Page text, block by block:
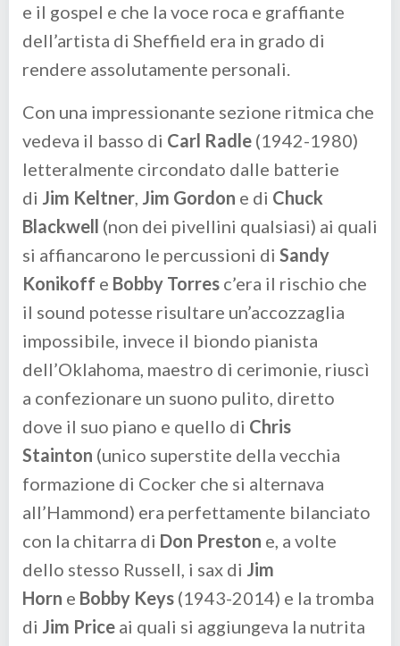
e il gospel e che la voce roca e graffiante
dell’artista di Sheffield era in grado di
rendere assolutamente personali.
Con una impressionante sezione ritmica che
vedeva il basso di Carl Radle (1942-1980)
letteralmente circondato dalle batterie
di Jim Keltner, Jim Gordon e di Chuck
Blackwell (non dei pivellini qualsiasi) ai quali
si affiancarono le percussioni di Sandy
Konikoff e Bobby Torres c’era il rischio che
il sound potesse risultare un’accozzaglia
impossibile, invece il biondo pianista
dell’Oklahoma, maestro di cerimonie, riuscì
a confezionare un suono pulito, diretto
dove il suo piano e quello di Chris
Stainton (unico superstite della vecchia
formazione di Cocker che si alternava
all’Hammond) era perfettamente bilanciato
con la chitarra di Don Preston e, a volte
dello stesso Russell, i sax di Jim
Horn e Bobby Keys (1943-2014) e la tromba
di Jim Price ai quali si aggiungeva la nutrita